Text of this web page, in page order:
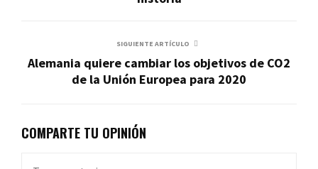
SIGUIENTE ARTÍCULO
Alemania quiere cambiar los objetivos de CO2
de la Unión Europea para 2020
COMPARTE TU OPINIÓN